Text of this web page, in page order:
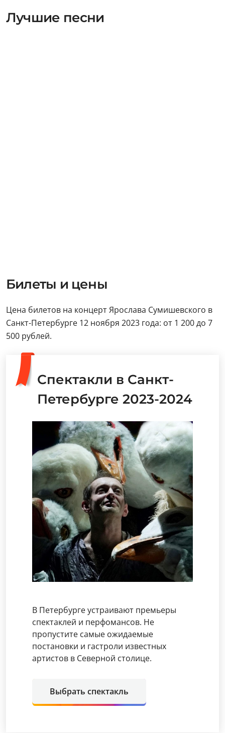
Лучшие песни
Билеты и цены
Цена билетов на концерт Ярослава Сумишевского в
Санкт-Петербурге 12 ноября 2023 года: от 1 200 до 7
500 рублей.
Спектакли в Санкт-
Петербурге 2023-2024
В Петербурге устраивают премьеры
спектаклей и перфомансов. Не
пропустите самые ожидаемые
постановки и гастроли известных
артистов в Северной столице.
Выбрать спектакль